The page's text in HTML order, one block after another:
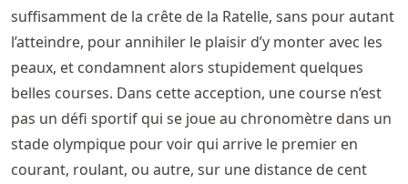
suffisamment de la crête de la Ratelle, sans pour autant
l’atteindre, pour annihiler le plaisir d’y monter avec les
peaux, et condamnent alors stupidement quelques
belles courses. Dans cette acception, une course n’est
pas un défi sportif qui se joue au chronomètre dans un
stade olympique pour voir qui arrive le premier en
courant, roulant, ou autre, sur une distance de cent